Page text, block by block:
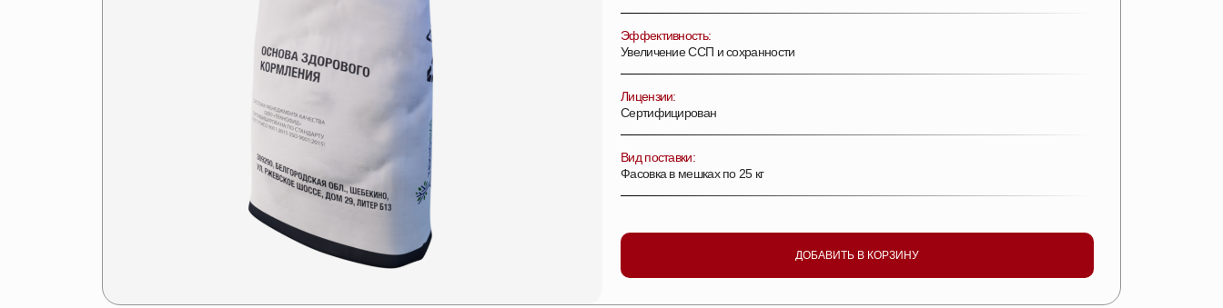
ДОБАВИТЬ В КОРЗИНУ
Эффективность:
Увеличение ССП и сохранности
Лицензии:
Сертифицирован
Вид поставки:
Фасовка в мешках по 25 кг